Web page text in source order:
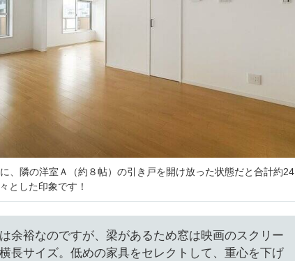
、隣の洋室Ａ（約８帖）の引き戸を開け放った状態だと合計約24
とした印象です！
余裕なのですが、梁があるため窓は映画のスクリー
長サイズ。低めの家具をセレクトして、重心を下げ